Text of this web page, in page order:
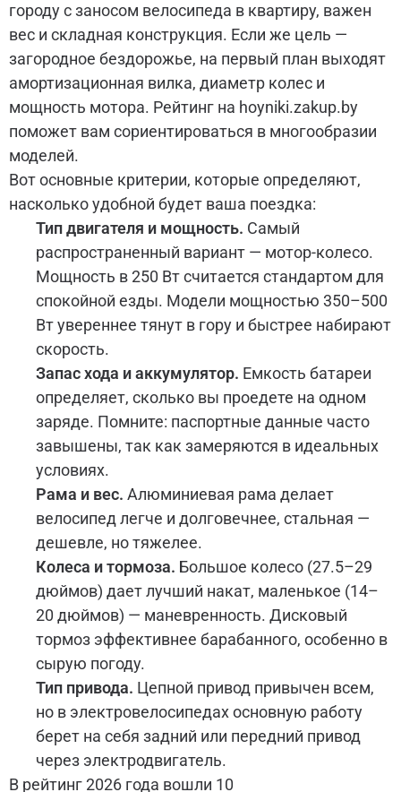
городу с заносом велосипеда в квартиру, важен
вес и складная конструкция. Если же цель —
загородное бездорожье, на первый план выходят
амортизационная вилка, диаметр колес и
мощность мотора. Рейтинг на hoyniki.zakup.by
поможет вам сориентироваться в многообразии
моделей.
Вот основные критерии, которые определяют,
насколько удобной будет ваша поездка:
Тип двигателя и мощность. Самый
распространенный вариант — мотор-колесо.
Мощность в 250 Вт считается стандартом для
спокойной езды. Модели мощностью 350–500
Вт увереннее тянут в гору и быстрее набирают
скорость.
Запас хода и аккумулятор. Емкость батареи
определяет, сколько вы проедете на одном
заряде. Помните: паспортные данные часто
завышены, так как замеряются в идеальных
условиях.
Рама и вес. Алюминиевая рама делает
велосипед легче и долговечнее, стальная —
дешевле, но тяжелее.
Колеса и тормоза. Большое колесо (27.5–29
дюймов) дает лучший накат, маленькое (14–
20 дюймов) — маневренность. Дисковый
тормоз эффективнее барабанного, особенно в
сырую погоду.
Тип привода. Цепной привод привычен всем,
но в электровелосипедах основную работу
берет на себя задний или передний привод
через электродвигатель.
В рейтинг 2026 года вошли 10